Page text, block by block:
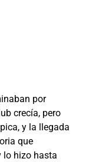
por
crecía, pero
y la llegada
que
lo hizo hasta